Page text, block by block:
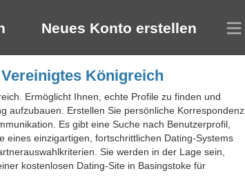
Neues Konto erstellen
Königreich
Ermöglicht Ihnen, echte Profile zu finden und
aufzubauen. Erstellen Sie persönliche Korrespondenz,
Es gibt eine Suche nach Benutzerprofil,
eines einzigartigen, fortschrittlichen Dating-Systems
Sie werden in der Lage sein,
kostenlosen Dating-Site in Basingstoke für